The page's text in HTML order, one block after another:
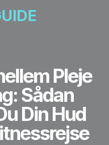
Pleje
Sådan
Din Hud